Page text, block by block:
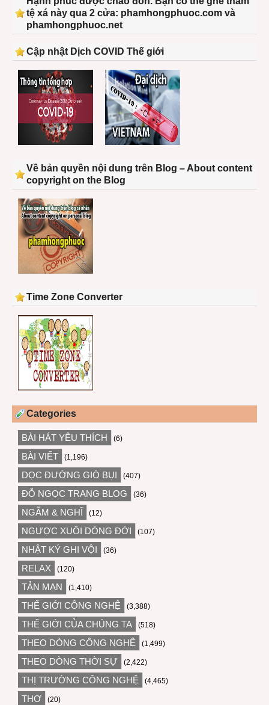
tệ xá này qua 2 cửa: phamhongphuoc.com và
phamhongphuoc.net
Cập nhật Dịch COVID Thế giới
Về bản quyền nội dung trên Blog – About content
copyright on the Blog
Time Zone Converter
Categories
BÀI HÁT YÊU THÍCH (6)
BÀI VIẾT (1,196)
DỌC ĐƯỜNG GIÓ BỤI (407)
ĐỖ NGỌC TRANG BLOG (36)
NGẪM & NGHĨ (12)
NGƯỢC XUÔI DÒNG ĐỜI (107)
NHẬT KÝ GHI VỘI (36)
RELAX (120)
TẢN MẠN (1,410)
THẾ GIỚI CÔNG NGHỆ (3,388)
THẾ GIỚI CỦA CHÚNG TA (518)
THEO DÒNG CÔNG NGHỆ (1,499)
THEO DÒNG THỜI SỰ (2,422)
THỊ TRƯỜNG CÔNG NGHỆ (4,465)
THƠ (20)